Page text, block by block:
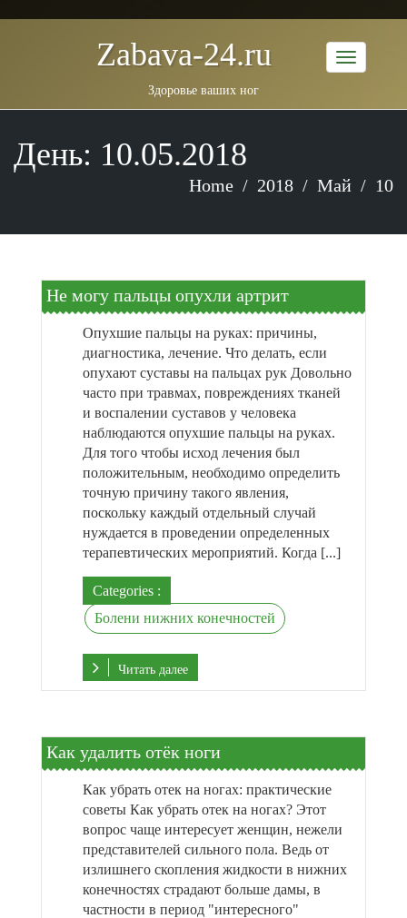
Zabava-24.ru
Здоровье ваших ног
День: 10.05.2018
Home 2018 Май 10
Не могу пальцы опухли артрит
Опухшие пальцы на руках: причины,
диагностика, лечение. Что делать, если
опухают суставы на пальцах рук Довольно
часто при травмах, повреждениях тканей
и воспалении суставов у человека
наблюдаются опухшие пальцы на руках.
Для того чтобы исход лечения был
положительным, необходимо определить
точную причину такого явления,
поскольку каждый отдельный случай
нуждается в проведении определенных
терапевтических мероприятий. Когда [...]
Categories :
Болени нижних конечностей
Читать далее
Как удалить отёк ноги
Как убрать отек на ногах: практические
советы Как убрать отек на ногах? Этот
вопрос чаще интересует женщин, нежели
представителей сильного пола. Ведь от
излишнего скопления жидкости в нижних
конечностях страдают больше дамы, в
частности в период "интересного"